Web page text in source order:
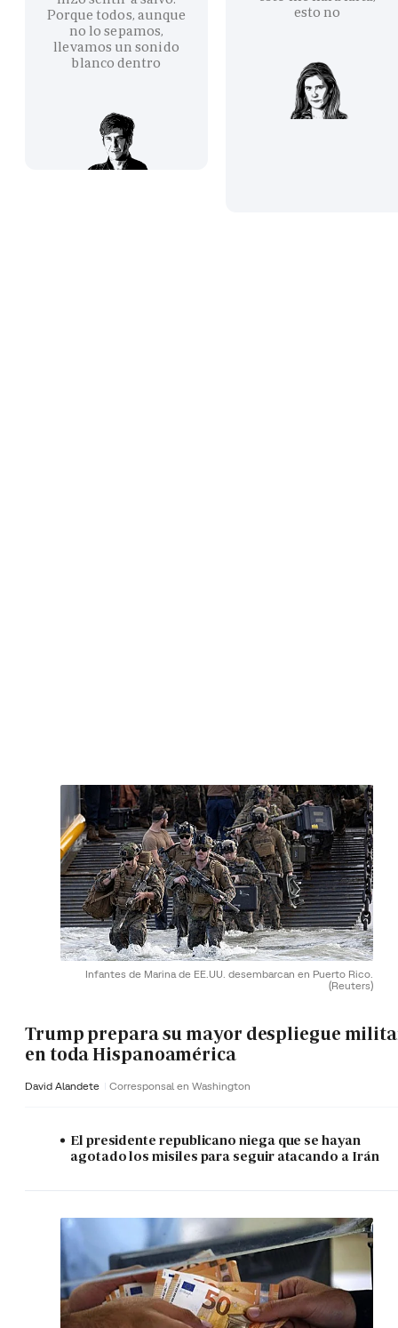
Porque todos, aunque
no lo sepamos,
llevamos un sonido
blanco dentro
esto no
Infantes de Marina de EE.UU. desembarcan en Puerto Rico.
(Reuters)
Trump prepara su mayor despliegue
en toda Hispanoamérica
David Alandete Corresponsal en Washington
El presidente republicano niega que se hayan
agotado los misiles para seguir atacando a Irán